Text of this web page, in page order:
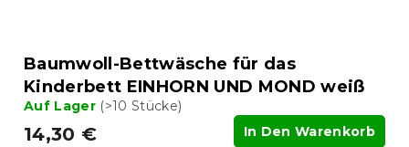
Baumwoll-Bettwäsche für das
Kinderbett EINHORN UND MOND weiß
Auf Lager (>10 Stücke)
14,30 € In Den Warenkorb